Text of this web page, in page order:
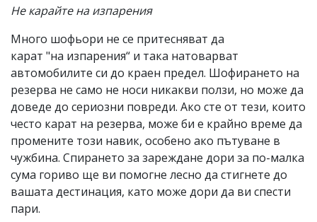
не
носи
отговорност
за
тях!
Ако
обиден
за
вас
моля
сигнализирайте
ни!
Не карайте на изпарения
Много шофьори не се притесняват да
карат "на изпарения“ и така натоварват
автомобилите си до краен предел. Шофирането на
резерва не само не носи никакви ползи, но може да
доведе до сериозни повреди. Ако сте от тези, които
често карат на резерва, може би е крайно време да
промените този навик, особено ако пътуване в
чужбина. Спирането за зареждане дори за по-малка
сума гориво ще ви помогне лесно да стигнете до
вашата дестинация, като може дори да ви спести
пари.